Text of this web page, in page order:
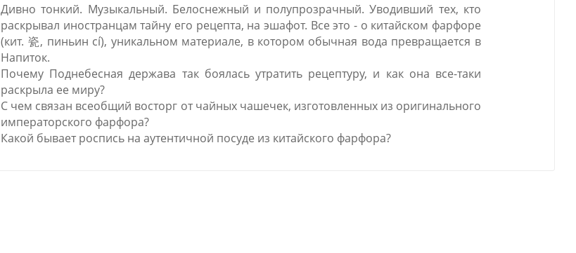
Дивно тонкий. Музыкальный. Белоснежный и полупрозрачный. Уводивший тех, кто
раскрывал иностранцам тайну его рецепта, на эшафот. Все это - о китайском фарфоре
(кит. 瓷, пиньин cí), уникальном материале, в котором обычная вода превращается в
Напиток.
Почему Поднебесная держава так боялась утратить рецептуру, и как она все-таки
раскрыла ее миру?
С чем связан всеобщий восторг от чайных чашечек, изготовленных из оригинального
императорского фарфора?
Какой бывает роспись на аутентичной посуде из китайского фарфора?